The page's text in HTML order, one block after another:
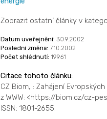
Zobrazit ostatní články v
Datum uveřejnění: 30.9.2002
Poslední změna: 7.10.2002
Počet shlédnutí: 19961
Citace tohoto článku:
CZ Biom, : Zahájení
z WWW: <https://biom.cz/cz-
ISSN: 1801-2655.